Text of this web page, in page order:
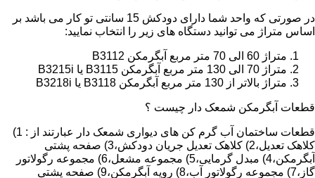
در صورتی که واحد شما دارای دودکش 15 سانتی تو کار می باشد بر
اساس متراژ می توانید دستگاه های زیر را انتخاب نمایید:
متراژ 60 الی 70 متر مربع آبگرمکن B3112
متراژ 70 الی 130 متر مربع آبگرمکن B3115 یا B3215i
متراژ بالاتر از 130 متر مربع آبگرمکن B3118 یا B3218i
قطعات آبگرمکن شمعک دار چیست ؟
قطعات ساختمان آب گرم کن های دیواری شمعک دار عبارتند از : 1)
کلاهک تعدیل،2) کلاهک تعدیل جریان دودکش،3) صفحه پشتی
آبگرمکن،4) مبدل گرمایی،5) مجموعه مشعل،6) مجموعه رگولاتور
گاز،7) مجموعه رگولاتور آب،8) رویه آبگرمکن،9) صفحه پشتی